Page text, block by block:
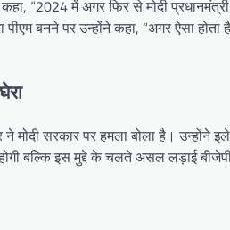
“2024 में अगर फिर से मोदी
पीएम बनने पर उन्होंने कहा, “अगर
सरकार पर हमला बोला है। उन्होंने
होगी बल्कि इस मुद्दे के चलते असल लड़ाई